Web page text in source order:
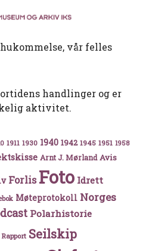
vår felles
handlinger og er
aktivitet.
1911 1930 1940 1942 1945 1951 1958
Arnt J. Mørland Avis
Forlis Foto Idrett
Møteprotokoll Norges
Polarhistorie
Rapport Seilskip